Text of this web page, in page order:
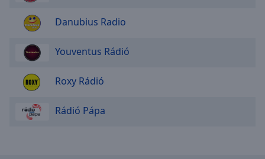
Danubius Radio
Youventus Rádió
Roxy Rádió
Rádió Pápa